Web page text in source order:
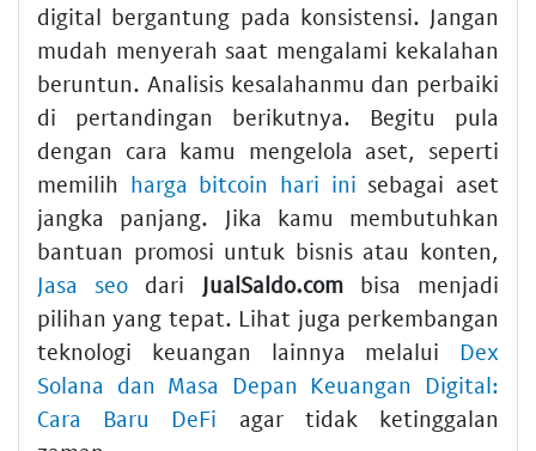
digital bergantung pada konsistensi. Jangan
mudah menyerah saat mengalami kekalahan
beruntun. Analisis kesalahanmu dan perbaiki
di pertandingan berikutnya. Begitu pula
dengan cara kamu mengelola aset, seperti
memilih harga bitcoin hari ini sebagai aset
jangka panjang. Jika kamu membutuhkan
bantuan promosi untuk bisnis atau konten,
Jasa seo dari JualSaldo.combisa menjadi
pilihan yang tepat. Lihat juga perkembangan
teknologi keuangan lainnya melalui Dex
Solana dan Masa Depan Keuangan Digital:
Cara Baru DeFi agar tidak ketinggalan